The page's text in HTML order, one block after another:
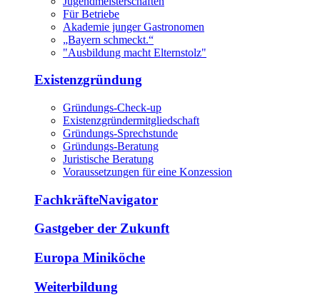
Für Betriebe
Akademie junger Gastronomen
„Bayern schmeckt.“
"Ausbildung macht Elternstolz"
Existenzgründung
Gründungs-Check-up
Existenzgründermitgliedschaft
Gründungs-Sprechstunde
Gründungs-Beratung
Juristische Beratung
Voraussetzungen für eine Konzession
FachkräfteNavigator
Gastgeber der Zukunft
Europa Miniköche
Weiterbildung